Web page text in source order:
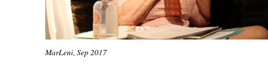
MarLeni, Sep 2017